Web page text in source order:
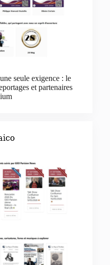
seule exigence : le
et partenaires